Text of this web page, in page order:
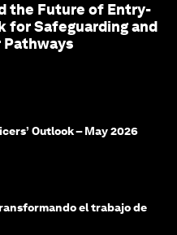
the Future of Entry-
for Safeguarding and
Pathways
Outlook – May 2026
el trabajo de